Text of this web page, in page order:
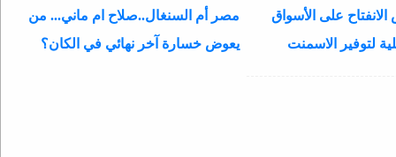
على الأسواق
لتوفير الاسمنت
مصر أم السنغال..صلاح ام ماني... من
يعوض خسارة آخر نهائي في الكان؟